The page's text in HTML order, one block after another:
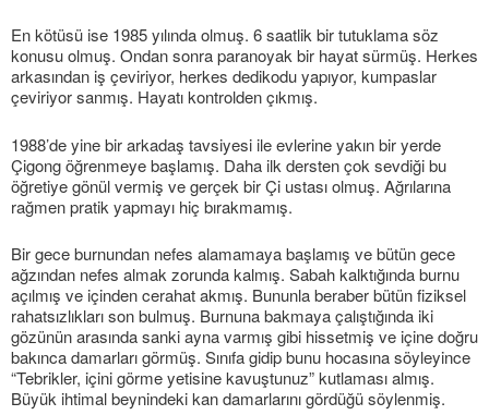
En kötüsü ise 1985 yılında olmuş. 6 saatlik bir tutuklama söz
konusu olmuş. Ondan sonra paranoyak bir hayat sürmüş. Herkes
arkasından iş çeviriyor, herkes dedikodu yapıyor, kumpaslar
çeviriyor sanmış. Hayatı kontrolden çıkmış.
1988’de yine bir arkadaş tavsiyesi ile evlerine yakın bir yerde
Çigong öğrenmeye başlamış. Daha ilk dersten çok sevdiği bu
öğretiye gönül vermiş ve gerçek bir Çi ustası olmuş. Ağrılarına
rağmen pratik yapmayı hiç bırakmamış.
Bir gece burnundan nefes alamamaya başlamış ve bütün gece
ağzından nefes almak zorunda kalmış. Sabah kalktığında burnu
açılmış ve içinden cerahat akmış. Bununla beraber bütün fiziksel
rahatsızlıkları son bulmuş. Burnuna bakmaya çalıştığında iki
gözünün arasında sanki ayna varmış gibi hissetmiş ve içine doğru
bakınca damarları görmüş. Sınıfa gidip bunu hocasına söyleyince
“Tebrikler, içini görme yetisine kavuştunuz” kutlaması almış.
Büyük ihtimal beynindeki kan damarlarını gördüğü söylenmiş.